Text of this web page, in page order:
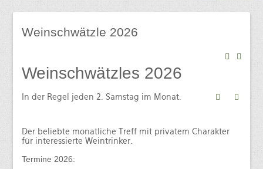
Galerien
Eröffnungskonzert 08
Veranstaltungen
im Mindelsaal
Herbstverkostung der DON ÁNGEL
Weinschwätzle 2026
Weinschwätzles 2026
In der Regel jeden 2. Samstag im Monat.
Der beliebte monatliche Treff mit privatem Charakter
für interessierte Weintrinker.
Termine 2026: